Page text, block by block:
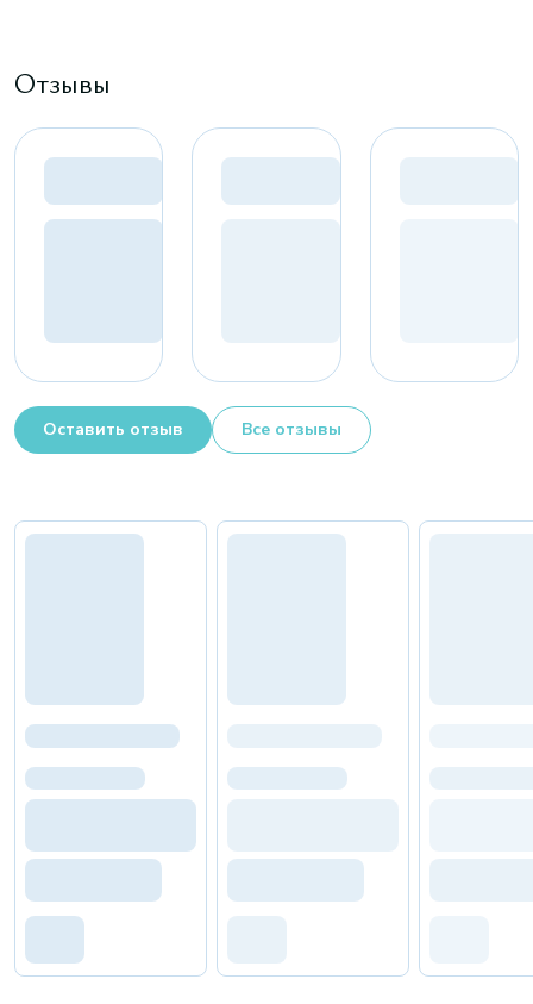
Отзывы
Оставить отзыв Все отзывы